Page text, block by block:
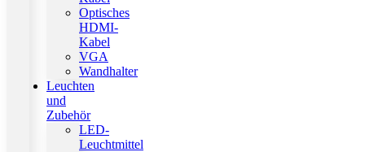
Optisches
HDMI-
Kabel
VGA
Wandhalter
Leuchten
und
Zubehör
LED-
Leuchtmittel